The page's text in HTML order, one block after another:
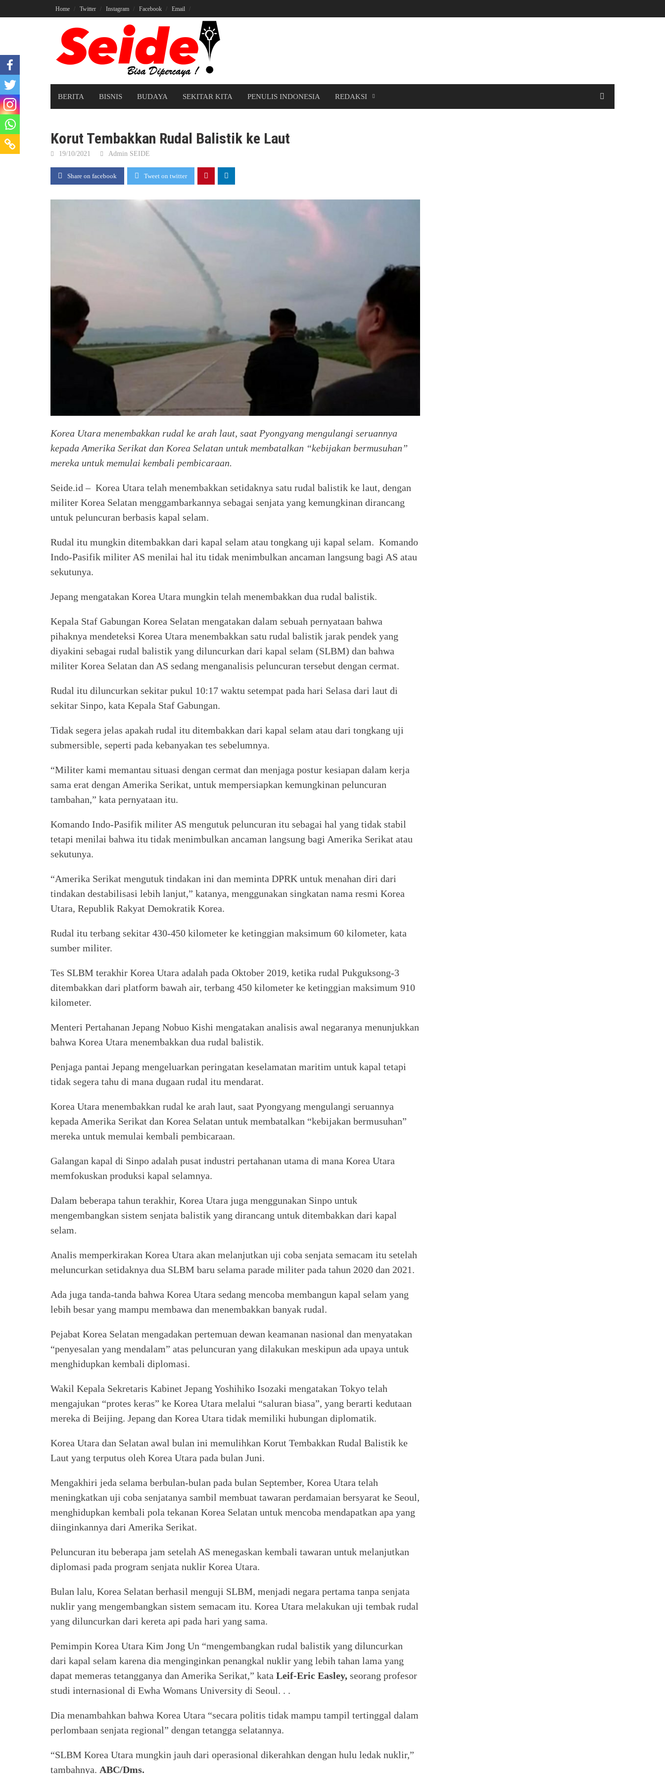
to
Home Twitter Instagram Facebook Email
BERITA BISNIS BUDAYA SEKITAR KITA PENULIS INDONESIA REDAKSI
Korut Tembakkan Rudal Balistik ke Laut
19/10/2021 Admin SEIDE
Share on facebook Tweet on twitter
Korea Utara menembakkan rudal ke arah laut, saat Pyongyang mengulangi seruannya
kepada Amerika Serikat dan Korea Selatan untuk membatalkan “kebijakan bermusuhan”
mereka untuk memulai kembali pembicaraan.
Seide.id – Korea Utara telah menembakkan setidaknya satu rudal balistik ke laut, dengan
militer Korea Selatan menggambarkannya sebagai senjata yang kemungkinan dirancang
untuk peluncuran berbasis kapal selam.
Rudal itu mungkin ditembakkan dari kapal selam atau tongkang uji kapal selam. Komando
Indo-Pasifik militer AS menilai hal itu tidak menimbulkan ancaman langsung bagi AS atau
sekutunya.
Jepang mengatakan Korea Utara mungkin telah menembakkan dua rudal balistik.
Kepala Staf Gabungan Korea Selatan mengatakan dalam sebuah pernyataan bahwa
pihaknya mendeteksi Korea Utara menembakkan satu rudal balistik jarak pendek yang
diyakini sebagai rudal balistik yang diluncurkan dari kapal selam (SLBM) dan bahwa
militer Korea Selatan dan AS sedang menganalisis peluncuran tersebut dengan cermat.
Rudal itu diluncurkan sekitar pukul 10:17 waktu setempat pada hari Selasa dari laut di
sekitar Sinpo, kata Kepala Staf Gabungan.
Tidak segera jelas apakah rudal itu ditembakkan dari kapal selam atau dari tongkang uji
submersible, seperti pada kebanyakan tes sebelumnya.
“Militer kami memantau situasi dengan cermat dan menjaga postur kesiapan dalam kerja
sama erat dengan Amerika Serikat, untuk mempersiapkan kemungkinan peluncuran
tambahan,” kata pernyataan itu.
Komando Indo-Pasifik militer AS mengutuk peluncuran itu sebagai hal yang tidak stabil
tetapi menilai bahwa itu tidak menimbulkan ancaman langsung bagi Amerika Serikat atau
sekutunya.
“Amerika Serikat mengutuk tindakan ini dan meminta DPRK untuk menahan diri dari
tindakan destabilisasi lebih lanjut,” katanya, menggunakan singkatan nama resmi Korea
Utara, Republik Rakyat Demokratik Korea.
Rudal itu terbang sekitar 430-450 kilometer ke ketinggian maksimum 60 kilometer, kata
sumber militer.
Tes SLBM terakhir Korea Utara adalah pada Oktober 2019, ketika rudal Pukguksong-3
ditembakkan dari platform bawah air, terbang 450 kilometer ke ketinggian maksimum 910
kilometer.
Menteri Pertahanan Jepang Nobuo Kishi mengatakan analisis awal negaranya menunjukkan
bahwa Korea Utara menembakkan dua rudal balistik.
Penjaga pantai Jepang mengeluarkan peringatan keselamatan maritim untuk kapal tetapi
tidak segera tahu di mana dugaan rudal itu mendarat.
Korea Utara menembakkan rudal ke arah laut, saat Pyongyang mengulangi seruannya
kepada Amerika Serikat dan Korea Selatan untuk membatalkan “kebijakan bermusuhan”
mereka untuk memulai kembali pembicaraan.
Galangan kapal di Sinpo adalah pusat industri pertahanan utama di mana Korea Utara
memfokuskan produksi kapal selamnya.
Dalam beberapa tahun terakhir, Korea Utara juga menggunakan Sinpo untuk
mengembangkan sistem senjata balistik yang dirancang untuk ditembakkan dari kapal
selam.
Analis memperkirakan Korea Utara akan melanjutkan uji coba senjata semacam itu setelah
meluncurkan setidaknya dua SLBM baru selama parade militer pada tahun 2020 dan 2021.
Ada juga tanda-tanda bahwa Korea Utara sedang mencoba membangun kapal selam yang
lebih besar yang mampu membawa dan menembakkan banyak rudal.
Pejabat Korea Selatan mengadakan pertemuan dewan keamanan nasional dan menyatakan
“penyesalan yang mendalam” atas peluncuran yang dilakukan meskipun ada upaya untuk
menghidupkan kembali diplomasi.
Wakil Kepala Sekretaris Kabinet Jepang Yoshihiko Isozaki mengatakan Tokyo telah
mengajukan “protes keras” ke Korea Utara melalui “saluran biasa”, yang berarti kedutaan
mereka di Beijing. Jepang dan Korea Utara tidak memiliki hubungan diplomatik.
Korea Utara dan Selatan awal bulan ini memulihkan Korut Tembakkan Rudal Balistik ke
Laut yang terputus oleh Korea Utara pada bulan Juni.
Mengakhiri jeda selama berbulan-bulan pada bulan September, Korea Utara telah
meningkatkan uji coba senjatanya sambil membuat tawaran perdamaian bersyarat ke Seoul,
menghidupkan kembali pola tekanan Korea Selatan untuk mencoba mendapatkan apa yang
diinginkannya dari Amerika Serikat.
Peluncuran itu beberapa jam setelah AS menegaskan kembali tawaran untuk melanjutkan
diplomasi pada program senjata nuklir Korea Utara.
Bulan lalu, Korea Selatan berhasil menguji SLBM, menjadi negara pertama tanpa senjata
nuklir yang mengembangkan sistem semacam itu. Korea Utara melakukan uji tembak rudal
yang diluncurkan dari kereta api pada hari yang sama.
Pemimpin Korea Utara Kim Jong Un “mengembangkan rudal balistik yang diluncurkan
dari kapal selam karena dia menginginkan penangkal nuklir yang lebih tahan lama yang
dapat memeras tetangganya dan Amerika Serikat,” kata Leif-Eric Easley, seorang profesor
studi internasional di Ewha Womans University di Seoul. . .
Dia menambahkan bahwa Korea Utara “secara politis tidak mampu tampil tertinggal dalam
perlombaan senjata regional” dengan tetangga selatannya.
“SLBM Korea Utara mungkin jauh dari operasional dikerahkan dengan hulu ledak nuklir,”
tambahnya. ABC/Dms.